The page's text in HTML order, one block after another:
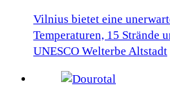
Vilnius bietet eine
Temperaturen, 15 Strände
UNESCO Welterbe Altstadt